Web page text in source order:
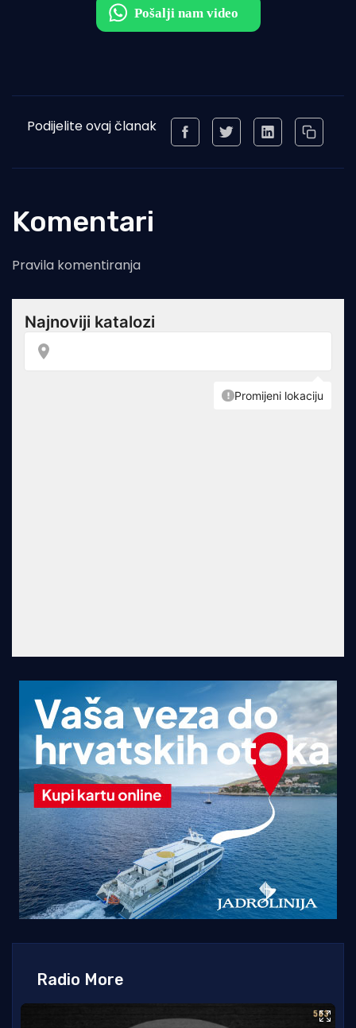
Podijelite ovaj članak
Komentari
Pravila komentiranja
Radio More